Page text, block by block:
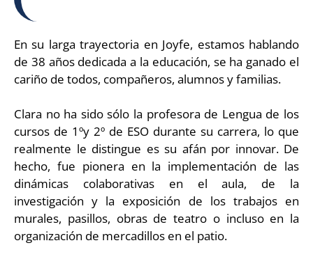
En su larga trayectoria en Joyfe, estamos hablando
de 38 años dedicada a la educación, se ha ganado el
cariño de todos, compañeros, alumnos y familias.
Clara no ha sido sólo la profesora de Lengua de los
cursos de 1ºy 2º de ESO durante su carrera, lo que
realmente le distingue es su afán por innovar. De
hecho, fue pionera en la implementación de las
dinámicas colaborativas en el aula, de la
investigación y la exposición de los trabajos en
murales, pasillos, obras de teatro o incluso en la
organización de mercadillos en el patio.